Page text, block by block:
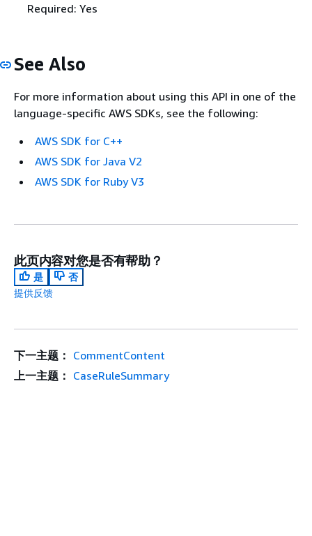
Required: Yes
See Also
For more information about using this API in one of the
language-specific AWS SDKs, see the following:
AWS SDK for C++
AWS SDK for Java V2
AWS SDK for Ruby V3
此页内容对您是否有帮助？
是
否
提供反馈
下一主题： CommentContent
上一主题： CaseRuleSummary